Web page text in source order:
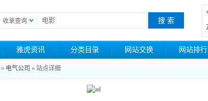
收录查询
雅虎资讯 分类目录 网站交换 网站排行
» 电气公司 » 站点详细